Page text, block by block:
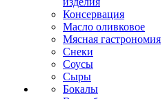
Консервация
Масло оливковое
Мясная гастрономия
Снеки
Соусы
Сыры
Бокалы